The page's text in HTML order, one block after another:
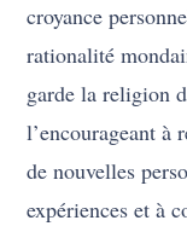
croyance
rationalité
garde la religion
l’encourageant à
de nouvelles
expériences et à